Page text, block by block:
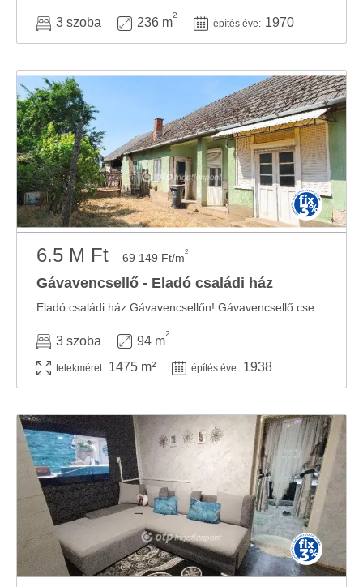
3 szoba 236 m
2
építés éve: 1970
6.5 M Ft 69 149 Ft/m2
Gávavencsellő - Eladó családi ház
3 szoba 94 m
2
telekméret: 1475 m² építés éve: 1938